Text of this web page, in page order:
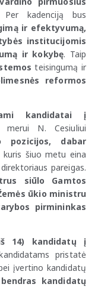
kadenciją bus
ir efektyvumą,
institucijomis
ir kokybę. Taip
teisingumą ir
reformos
kandidatai į
merui N. Cesiuliui
pozicijos, dabar
kuris šiuo metu eina
pareigas.
siūlo Gamtos
ūkio ministru
pirmininkas
14) kandidatų į
pristatė
įvertino kandidatų
kandidatų